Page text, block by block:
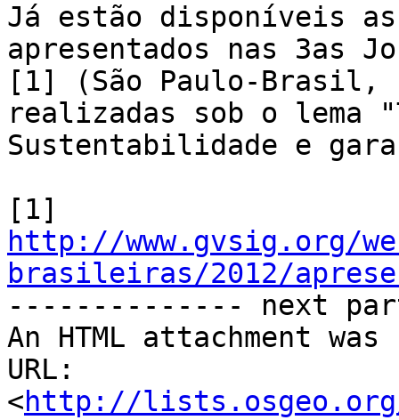
Já estão disponíveis
apresentados nas 3as
[1] (São Paulo-Brasil,
realizadas sob o lema
Sustentabilidade e
http://www.gvsig.org/
brasileiras/2012/
-------------- next
An HTML attachment
URL:
<http://lists.osgeo.org/